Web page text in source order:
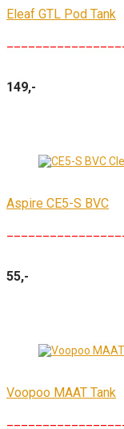
Eleaf GTL Pod Tank
149,-
Aspire CE5-S BVC
55,-
Voopoo MAAT Tank